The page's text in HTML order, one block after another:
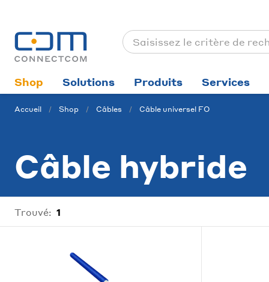
Shop Solutions Produits Services
Accueil Shop Câbles Câble universel FO
Câble hybride
Trouvé: 1